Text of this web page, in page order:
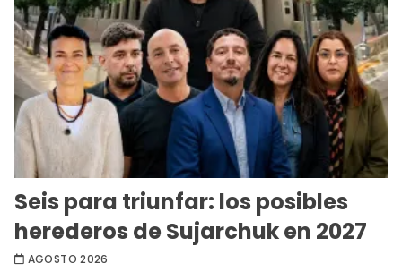
Seis para triunfar: los posibles
herederos de Sujarchuk en 2027
AGOSTO 2026